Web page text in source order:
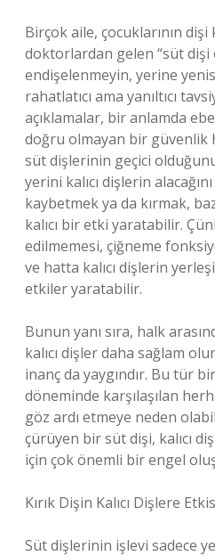
Birçok aile, çocuklarının dişi
doktorlardan gelen “süt dişi
endişelenmeyin, yerine
rahatlatıcı ama yanıltıcı
açıklamalar, bir anlamda
doğru olmayan bir güvenlik
süt dişlerinin geçici
yerini kalıcı dişlerin
kaybetmek ya da kırmak,
kalıcı bir etki yaratabilir.
edilmemesi, çiğneme
ve hatta kalıcı dişlerin
etkiler yaratabilir.
Bunun yanı sıra, halk
kalıcı dişler daha sağlam
inanç da yaygındır. Bu tür
döneminde karşılaşılan
göz ardı etmeye neden
çürüyen bir süt dişi, kalıcı
için çok önemli bir engel
Kırık Dişin Kalıcı Dişlere
Süt dişlerinin işlevi sadece